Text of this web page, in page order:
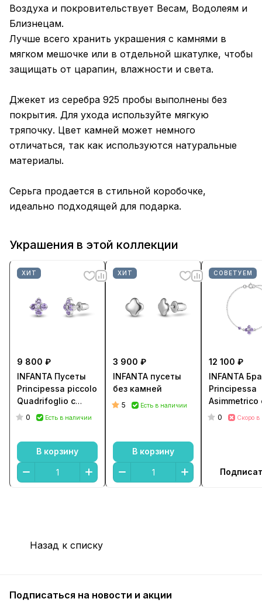
Воздуха и покровительствует Весам, Водолеям и
Близнецам.
Лучше всего хранить украшения с камнями в
мягком мешочке или в отдельной шкатулке, чтобы
защищать от царапин, влажности и света.
Джекет из серебра 925 пробы выполнены без
покрытия. Для ухода используйте мягкую
тряпочку. Цвет камней может немного
отличаться, так как используются натуральные
материалы.
Серьга продается в стильной коробочке,
идеально подходящей для подарка.
Украшения в этой коллекции
ХИТ
9 800 ₽
INFANTA Пусеты
Principessa piccolo
Quadrifoglio с
аметистами в
0 Есть в наличии
В корзину
ХИТ
3 900 ₽
INFANTA пусеты
без камней
5 Есть в наличии
В корзину
СОВЕТУЕМ
12 100 ₽
INFANTA
Principessa
Asimmetrico
аметистами
0 Скоро
Назад к списку
Подписаться на новости и акции